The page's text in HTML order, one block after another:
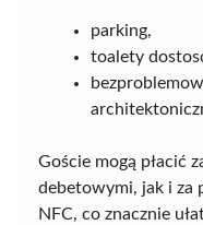
parking,
toalety
Goście mogą płacić
debetowymi, jak i za
NFC, co znacznie